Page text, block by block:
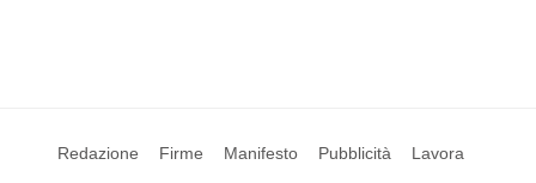
Redazione Firme Manifesto Pubblicità Lavora